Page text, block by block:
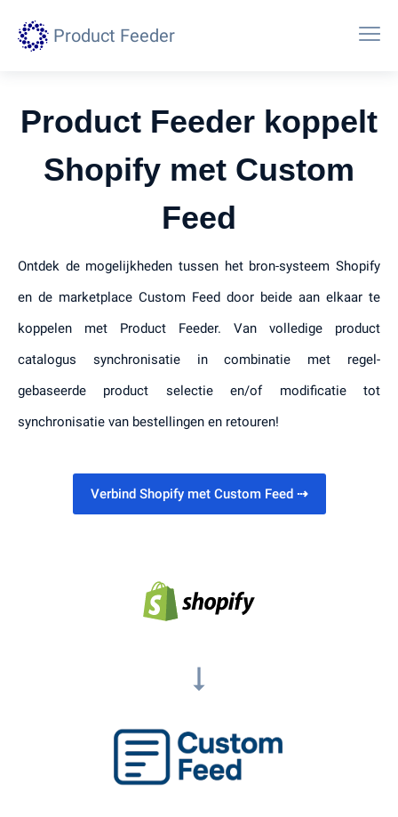
Product Feeder
Product Feeder koppelt
Shopify met Custom
Feed
Ontdek de mogelijkheden tussen het bron-systeem Shopify
en de marketplace Custom Feed door beide aan elkaar te
koppelen met Product Feeder. Van volledige product
catalogus synchronisatie in combinatie met regel-
gebaseerde product selectie en/of modificatie tot
synchronisatie van bestellingen en retouren!
Verbind Shopify met Custom Feed ⇢
arrow_right_alt